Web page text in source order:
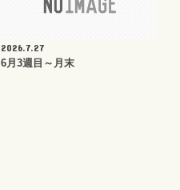
2026.7.27
6月3週目～月末